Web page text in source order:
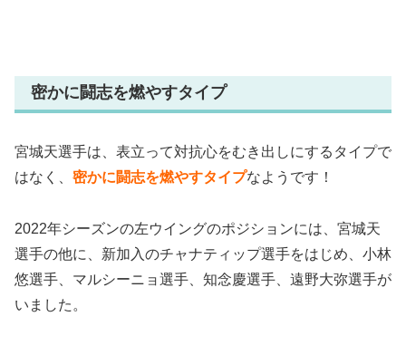
密かに闘志を燃やすタイプ
宮城天選手は、表立って対抗心をむき出しにするタイプで
はなく、 密かに闘志を燃やすタイプなようです！
2022年シーズンの左ウイングのポジションには、宮城天
選手の他に、新加入のチャナティップ選手をはじめ、小林
悠選手、マルシーニョ選手、知念慶選手、遠野大弥選手が
いました。